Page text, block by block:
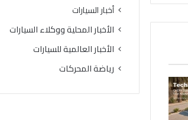
أخبار السيارات
الأخبار المحلية ووكلاء السيارات
الأخبار العالمية للسيارات
رياضة المحركات